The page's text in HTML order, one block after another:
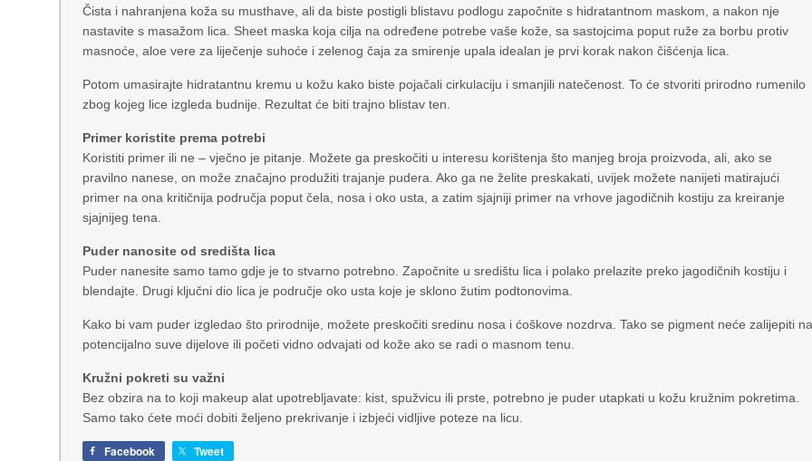
Čista i nahranjena koža su musthave, ali da biste postigli blistavu podlogu započnite s hidratantnom maskom, a nakon nje
nastavite s masažom lica. Sheet maska koja cilja na određene potrebe vaše kože, sa sastojcima poput ruže za borbu protiv
masnoće, aloe vere za liječenje suhoće i zelenog čaja za smirenje upala idealan je prvi korak nakon čišćenja lica.
Potom umasirajte hidratantnu kremu u kožu kako biste pojačali cirkulaciju i smanjili natečenost. To će stvoriti prirodno rumenilo
zbog kojeg lice izgleda budnije. Rezultat će biti trajno blistav ten.
Primer koristite prema potrebi
Koristiti primer ili ne – vječno je pitanje. Možete ga preskočiti u interesu korištenja što manjeg broja proizvoda, ali, ako se
pravilno nanese, on može značajno produžiti trajanje pudera. Ako ga ne želite preskakati, uvijek možete nanijeti matirajući
primer na ona kritičnija područja poput čela, nosa i oko usta, a zatim sjajniji primer na vrhove jagodičnih kostiju za kreiranje
sjajnijeg tena.
Puder nanosite od središta lica
Puder nanesite samo tamo gdje je to stvarno potrebno. Započnite u središtu lica i polako prelazite preko jagodičnih kostiju i
blendajte. Drugi ključni dio lica je područje oko usta koje je sklono žutim podtonovima.
Kako bi vam puder izgledao što prirodnije, možete preskočiti sredinu nosa i ćoškove nozdrva. Tako se pigment neće zalijepiti
potencijalno suve dijelove ili početi vidno odvajati od kože ako se radi o masnom tenu.
Kružni pokreti su važni
Bez obzira na to koji makeup alat upotrebljavate: kist, spužvicu ili prste, potrebno je puder utapkati u kožu kružnim pokretima.
Samo tako ćete moći dobiti željeno prekrivanje i izbjeći vidljive poteze na licu.
Facebook Tweet